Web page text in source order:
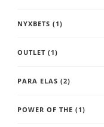
NYXBETS (1)
OUTLET (1)
PARA ELAS (2)
POWER OF THE (1)